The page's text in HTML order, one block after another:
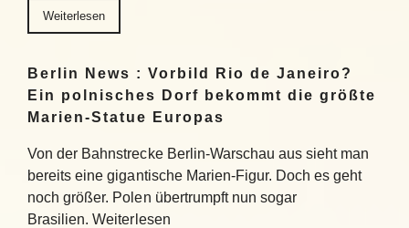
Weiterlesen
Berlin News : Vorbild Rio de Janeiro?
Ein polnisches Dorf bekommt die größte
Marien-Statue Europas
Von der Bahnstrecke Berlin-Warschau aus sieht man
bereits eine gigantische Marien-Figur. Doch es geht
noch größer. Polen übertrumpft nun sogar
Brasilien. Weiterlesen